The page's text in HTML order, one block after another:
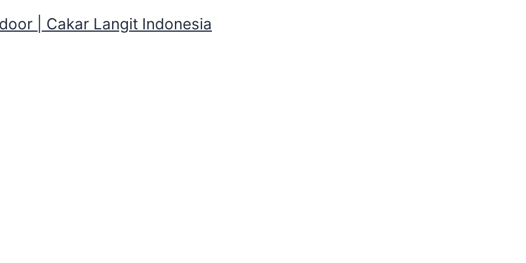
| Cakar Langit Indonesia
Wisata Alam Gak punya Tenda Kemah sewa ke